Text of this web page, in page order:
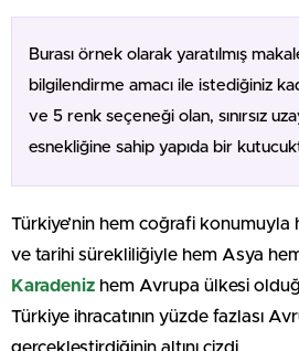
Burası örnek olarak yaratılmış
bilgilendirme amacı ile istediğiniz
ve 5 renk seçeneği olan, sınırsız
esnekliğine sahip yapıda bir
Türkiye’nin hem coğrafi
ve tarihi sürekliliğiyle hem Asya
Karadeniz hem Avrupa ülkesi
Türkiye ihracatının yüzde fazlası